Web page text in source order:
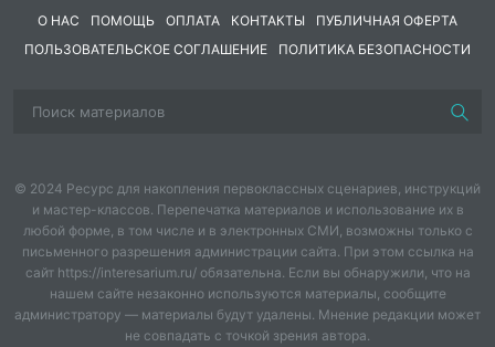
О НАС ПОМОЩЬ ОПЛАТА КОНТАКТЫ
ПУБЛИЧНАЯ ОФЕРТА
ПОЛЬЗОВАТЕЛЬСКОЕ СОГЛАШЕНИЕ
ПОЛИТИКА БЕЗОПАСНОСТИ
© 2024 Ресурс для накопления первоклассных сценариев, инструкций
и мастер-классов. Перепечатка материалов и использование их в
любой форме, в том числе и в электронных СМИ, возможны только с
письменного разрешения администрации сайта. При этом ссылка на
сайт https://interesarium.ru/ обязательна. Если вы обнаружили, что на
нашем сайте незаконно используются материалы, сообщите
администратору — материалы будут удалены. Мнение редакции может
не совпадать с точкой зрения автора.